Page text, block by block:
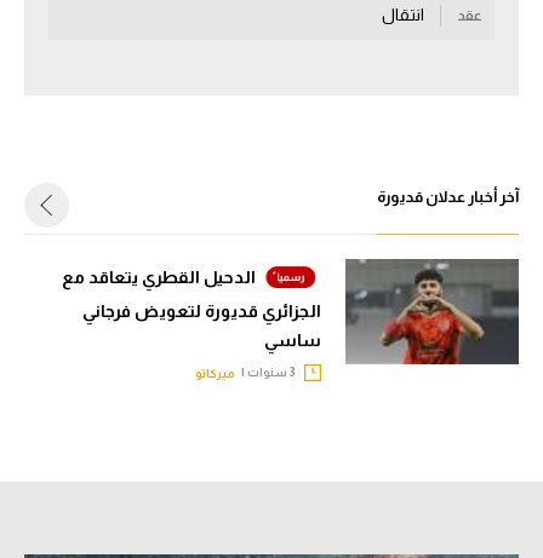
سعودي في الجول
رياضات أخرى
أمم إفريقيا
كرة السلة الأمريكية
عقد انتقال
آخر أخبار عدلان قديورة
الدحيل القطري يتعاقد مع
الجزائري قديورة لتعويض فرجاني
ساسي
ميركاتو